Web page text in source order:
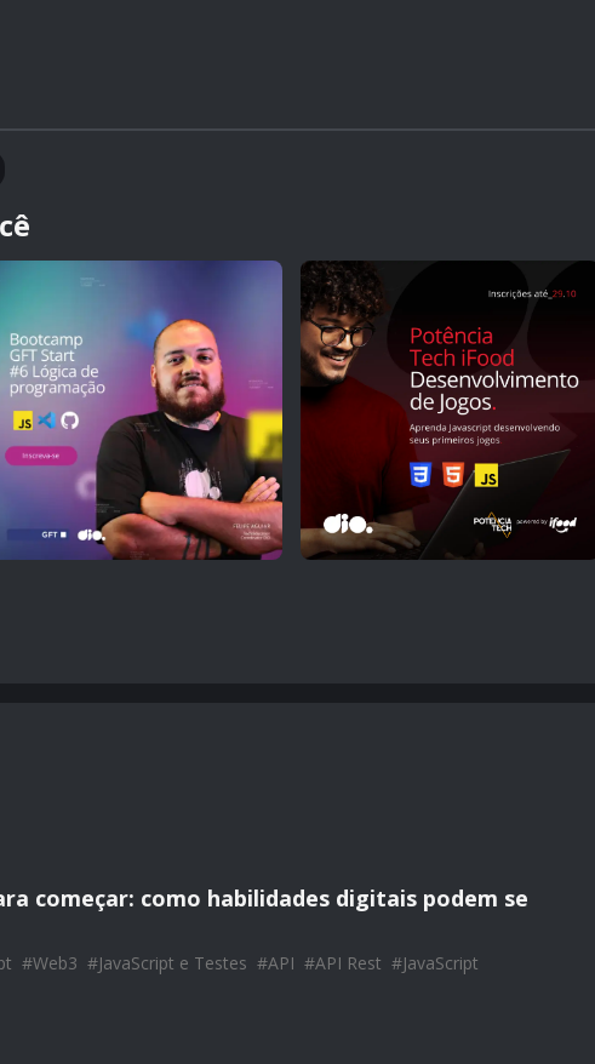
começar: como habilidades digitais podem se
#Web3 #JavaScript e Testes #API #API Rest #JavaScript